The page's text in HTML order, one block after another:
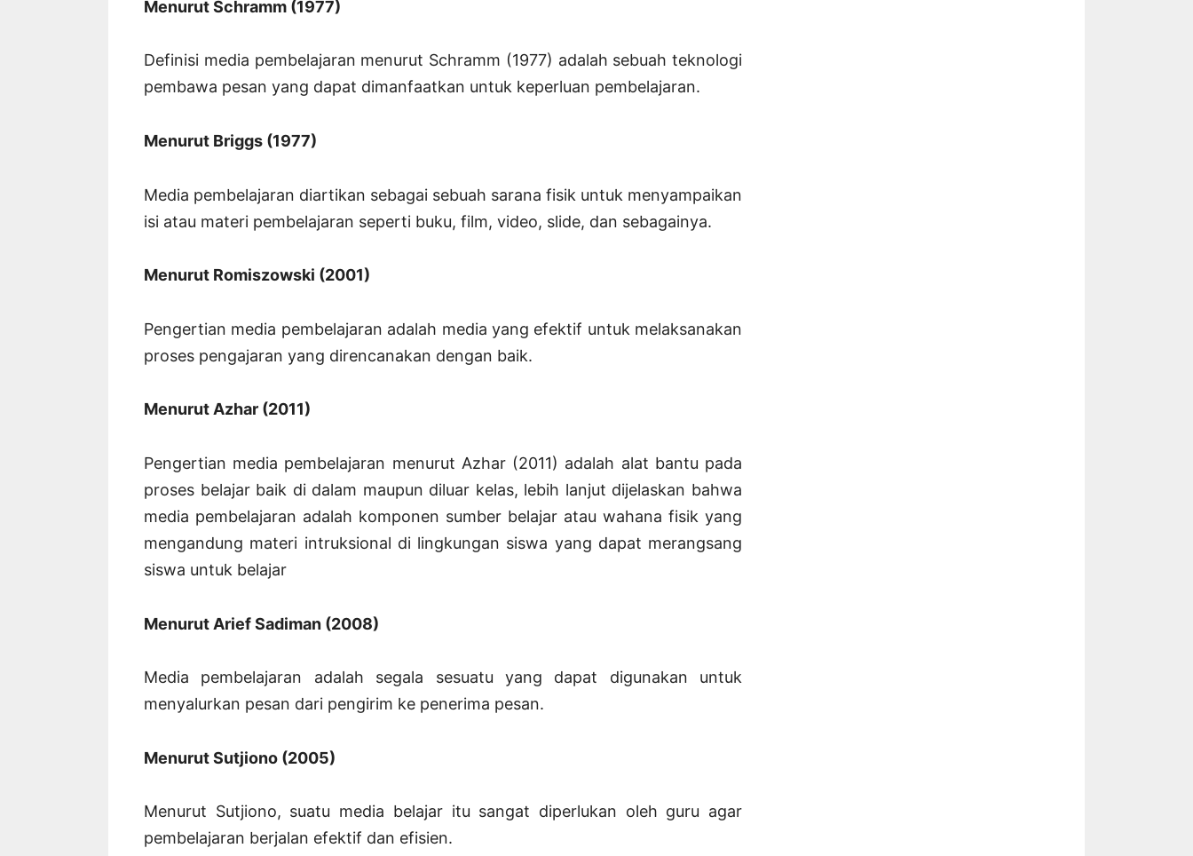
Menurut Schramm (1977)
Definisi media pembelajaran menurut Schramm (1977) adalah sebuah teknologi
pembawa pesan yang dapat dimanfaatkan untuk keperluan pembelajaran.
Menurut Briggs (1977)
Media pembelajaran diartikan sebagai sebuah sarana fisik untuk menyampaikan
isi atau materi pembelajaran seperti buku, film, video, slide, dan sebagainya.
Menurut Romiszowski (2001)
Pengertian media pembelajaran adalah media yang efektif untuk melaksanakan
proses pengajaran yang direncanakan dengan baik.
Menurut Azhar (2011)
Pengertian media pembelajaran menurut Azhar (2011) adalah alat bantu pada
proses belajar baik di dalam maupun diluar kelas, lebih lanjut dijelaskan bahwa
media pembelajaran adalah komponen sumber belajar atau wahana fisik yang
mengandung materi intruksional di lingkungan siswa yang dapat merangsang
siswa untuk belajar
Menurut Arief Sadiman (2008)
Media pembelajaran adalah segala sesuatu yang dapat digunakan untuk
menyalurkan pesan dari pengirim ke penerima pesan.
Menurut Sutjiono (2005)
Menurut Sutjiono, suatu media belajar itu sangat diperlukan oleh guru agar
pembelajaran berjalan efektif dan efisien.